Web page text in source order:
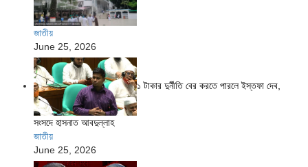
জাতীয়
June 25, 2026
১ টাকার দুর্নীতি বের করতে পারলে ইস্তফা দেব,
সংসদে হাসনাত আবদুল্লাহ
জাতীয়
June 25, 2026